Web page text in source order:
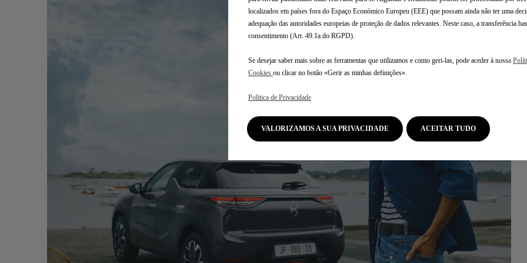
Quer esteja numa viagem de negócios,
fim-de-semana a dois ou em férias em
necessidades. Pegue nas chaves e
a viagem.
localizados em países fora do Espaço Económico Europeu (EEE) que possam ainda não ter uma
adequação das autoridades europeias de proteção de dados relevantes. Neste caso, a transferência
consentimento (Art. 49.1a do RGPD).
Se desejar saber mais sobre as ferramentas que utilizamos e como geri-las, pode aceder à nossa
Cookies ou clicar no botão «Gerir as minhas definições».
Política de Privacidade
VALORIZAMOS A SUA PRIVACIDADE ACEITAR TUDO